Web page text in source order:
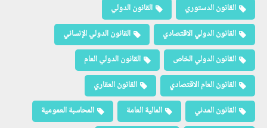
القانون الدستوري
القانون الدولي
القانون الدولي الاقتصادي
القانون الدولي الإنساني
القانون الدولي الخاص
القانون الدولي العام
القانون العام الاقتصادي
القانون العقاري
القانون المدني
المالية العامة
المحاسبة العمومية